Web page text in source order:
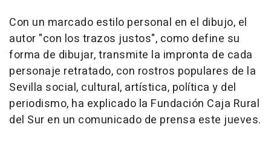
Con un marcado estilo personal en el dibujo, el
autor "con los trazos justos", como define su
forma de dibujar, transmite la impronta de cada
personaje retratado, con rostros populares de la
Sevilla social, cultural, artística, política y del
periodismo, ha explicado la Fundación Caja Rural
del Sur en un comunicado de prensa este jueves.